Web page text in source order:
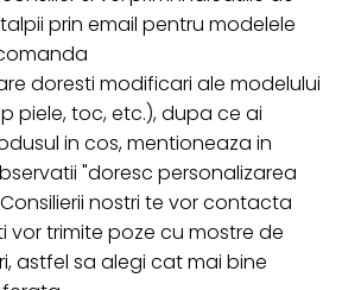
prin email pentru modelele
doresti modificari ale modelului
piele, toc, etc.), dupa ce ai
in cos, mentioneaza in
"doresc personalizarea
nostri te vor contacta
vor trimite poze cu mostre de
astfel sa alegi cat mai bine